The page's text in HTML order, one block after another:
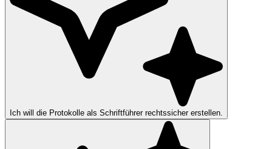
Ich will die Protokolle als Schriftführer rechtssicher erstellen.